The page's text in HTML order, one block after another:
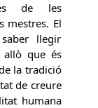
de les
mestres. El
llegir
allò que és
la tradició
de creure
humana